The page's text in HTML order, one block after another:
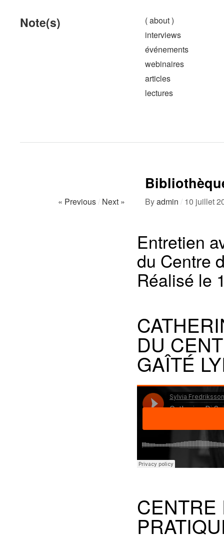
Note(s)
( about )
interviews
événements
webinaires
articles
lectures
« Previous/ Next » Byadmin / 10 juillet
Entretien
du Centre
Réalisé le
DU
GAÎTÉ